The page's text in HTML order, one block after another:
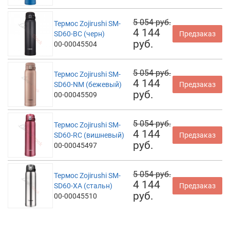
Термос Zojirushi SM-
SD60-BC (черн)
00-00045504
5 054 руб.
4 144
руб.
Предзаказ
Термос Zojirushi SM-
SD60-NM (бежевый)
00-00045509
5 054 руб.
4 144
руб.
Предзаказ
Термос Zojirushi SM-
SD60-RC (вишневый)
00-00045497
5 054 руб.
4 144
руб.
Предзаказ
Термос Zojirushi SM-
SD60-XA (стальн)
00-00045510
5 054 руб.
4 144
руб.
Предзаказ